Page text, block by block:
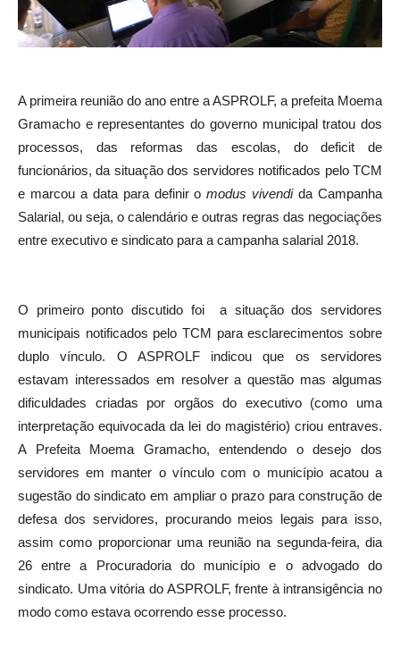
A primeira reunião do ano entre a ASPROLF, a prefeita Moema
Gramacho e representantes do governo municipal tratou dos
processos, das reformas das escolas, do deficit de
funcionários, da situação dos servidores notificados pelo TCM
e marcou a data para definir omodus vivendida Campanha
Salarial, ou seja, o calendário e outras regras das negociações
entre executivo e sindicato para a campanha salarial 2018.
O primeiro ponto discutido foi a situação dos servidores
municipais notificados pelo TCM para esclarecimentos sobre
duplo vínculo. O ASPROLF indicou que os servidores
estavam interessados em resolver a questão mas algumas
dificuldades criadas por orgãos do executivo (como uma
interpretação equivocada da lei do magistério) criou entraves.
A Prefeita Moema Gramacho, entendendo o desejo dos
servidores em manter o vínculo com o município acatou a
sugestão do sindicato em ampliar o prazo para construção de
defesa dos servidores, procurando meios legais para isso,
assim como proporcionar uma reunião na segunda-feira, dia
26 entre a Procuradoria do município e o advogado do
sindicato. Uma vitória do ASPROLF, frente à intransigência no
modo como estava ocorrendo esse processo.